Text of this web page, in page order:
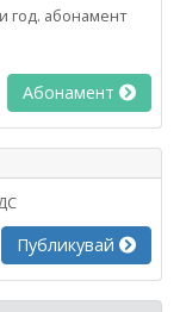
год. абонамент
Абонамент
Публикувай